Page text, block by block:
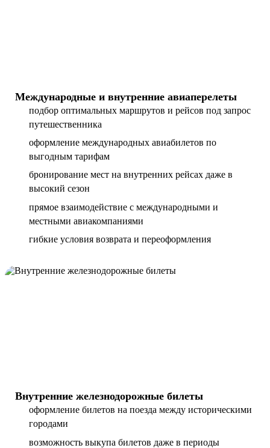
Международные и внутренние авиаперелеты
подбор оптимальных маршрутов и рейсов под запрос
путешественника
оформление международных авиабилетов по
выгодным тарифам
бронирование мест на внутренних рейсах даже в
высокий сезон
прямое взаимодействие с международными и
местными авиакомпаниями
гибкие условия возврата и переоформления
Внутренние железнодорожные билеты
оформление билетов на поезда между историческими
городами
возможность выкупа билетов даже в периоды